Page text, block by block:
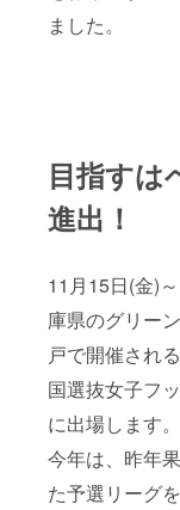
ました。
目指すは
進出！
11月15日(金)
庫県のグリー
戸で開催され
国選抜女子フ
に出場します。
今年は、昨年
た予選リーグ